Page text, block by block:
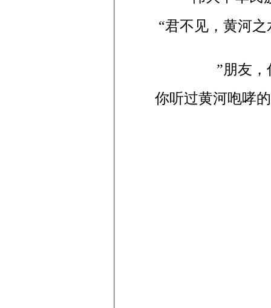
“君不见，黄河
”朋友
你听过黄河咆哮